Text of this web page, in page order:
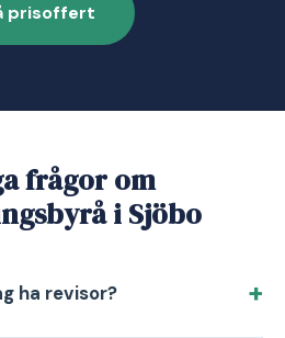
prisoffert
frågor om
i Sjöbo
ha revisor?